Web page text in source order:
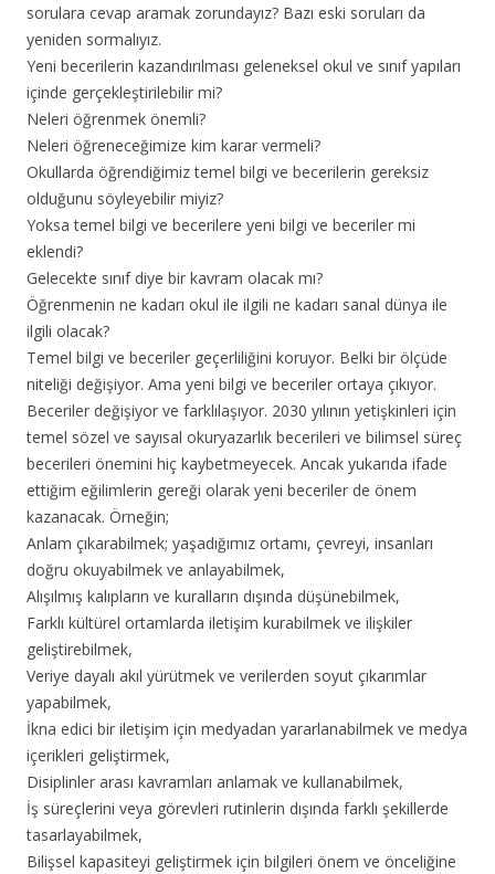
sorulara cevap aramak zorundayız? Bazı eski soruları da
yeniden sormalıyız.
Yeni becerilerin kazandırılması geleneksel okul ve sınıf yapıları
içinde gerçekleştirilebilir mi?
Neleri öğrenmek önemli?
Neleri öğreneceğimize kim karar vermeli?
Okullarda öğrendiğimiz temel bilgi ve becerilerin gereksiz
olduğunu söyleyebilir miyiz?
Yoksa temel bilgi ve becerilere yeni bilgi ve beceriler mi
eklendi?
Gelecekte sınıf diye bir kavram olacak mı?
Öğrenmenin ne kadarı okul ile ilgili ne kadarı sanal dünya ile
ilgili olacak?
Temel bilgi ve beceriler geçerliliğini koruyor. Belki bir ölçüde
niteliği değişiyor. Ama yeni bilgi ve beceriler ortaya çıkıyor.
Beceriler değişiyor ve farklılaşıyor. 2030 yılının yetişkinleri için
temel sözel ve sayısal okuryazarlık becerileri ve bilimsel süreç
becerileri önemini hiç kaybetmeyecek. Ancak yukarıda ifade
ettiğim eğilimlerin gereği olarak yeni beceriler de önem
kazanacak. Örneğin;
Anlam çıkarabilmek; yaşadığımız ortamı, çevreyi, insanları
doğru okuyabilmek ve anlayabilmek,
Alışılmış kalıpların ve kuralların dışında düşünebilmek,
Farklı kültürel ortamlarda iletişim kurabilmek ve ilişkiler
geliştirebilmek,
Veriye dayalı akıl yürütmek ve verilerden soyut çıkarımlar
yapabilmek,
İkna edici bir iletişim için medyadan yararlanabilmek ve medya
içerikleri geliştirmek,
Disiplinler arası kavramları anlamak ve kullanabilmek,
İş süreçlerini veya görevleri rutinlerin dışında farklı şekillerde
tasarlayabilmek,
Bilişsel kapasiteyi geliştirmek için bilgileri önem ve önceliğine